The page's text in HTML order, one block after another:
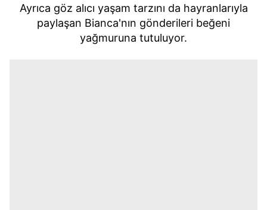
Ayrıca göz alıcı yaşam tarzını da hayranlarıyla
paylaşan Bianca'nın gönderileri beğeni
yağmuruna tutuluyor.